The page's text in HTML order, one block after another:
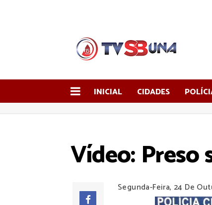
INICIAL CIDADES
Vídeo: Preso
Segunda-Feira, 24 De